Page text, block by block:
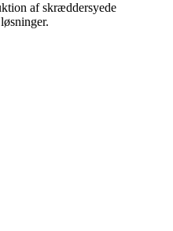
af skræddersyede